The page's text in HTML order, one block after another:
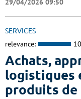
29/04/2026 09:50
SERVICES
relevance:
Achats,
logistiques
produits de